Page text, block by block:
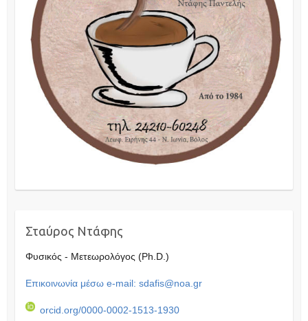
Σταύρος Ντάφης
Φυσικός - Μετεωρολόγος (Ph.D.)
Επικοινωνία μέσω e-mail: sdafis@noa.gr
orcid.org/0000-0002-1513-1930